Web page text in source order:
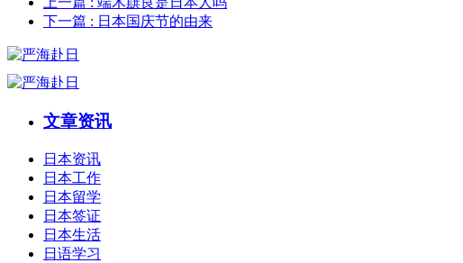
下一篇 : 日本国庆节的由来
文章资讯
日本资讯
日本工作
日本留学
日本签证
日本生活
日语学习